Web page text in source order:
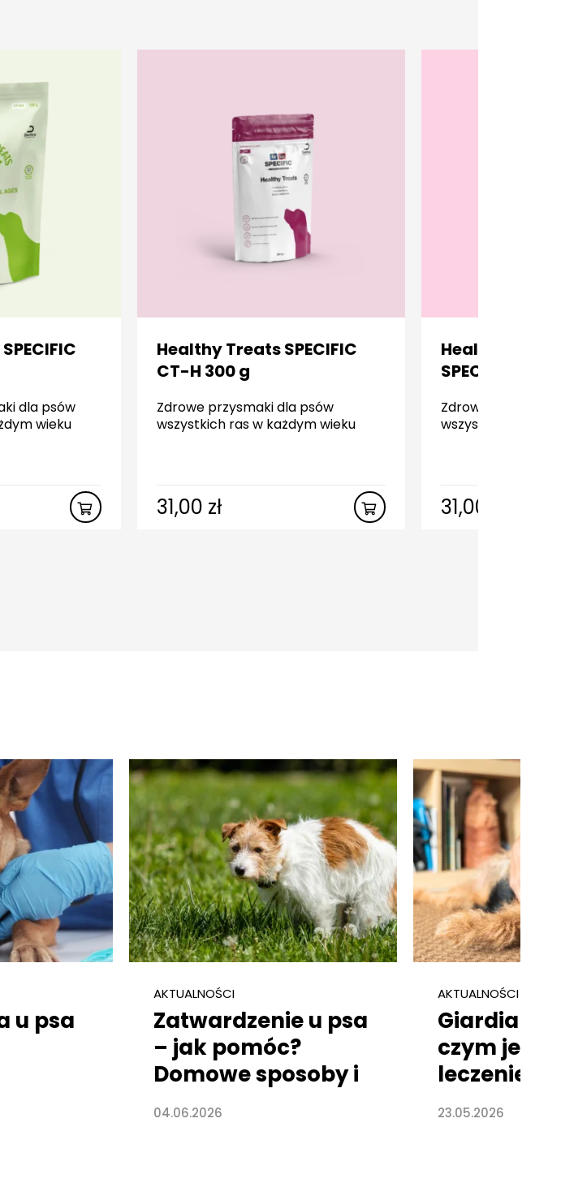
dla psów
wieku
Healthy Treats SPECIFIC
CT-H 300 g
Zdrowe przysmaki dla psów
wszystkich ras w każdym wieku
31,00 zł
Healthy
SPECIFIC CT-
Zdrowe mini-
wszystkich ras w
31,00
u psa
AKTUALNOŚCI
Zatwardzenie u psa
– jak pomóc?
Domowe sposoby i
profilaktyka
04.06.2026
AKTUALNOŚCI
Giardia u
czym jest?
leczenie
23.05.2026